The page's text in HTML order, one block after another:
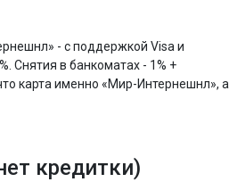
- с поддержкой Visa и
Снятия в банкоматах - 1% +
карта именно «Мир-Интернешнл», а
кредитки)